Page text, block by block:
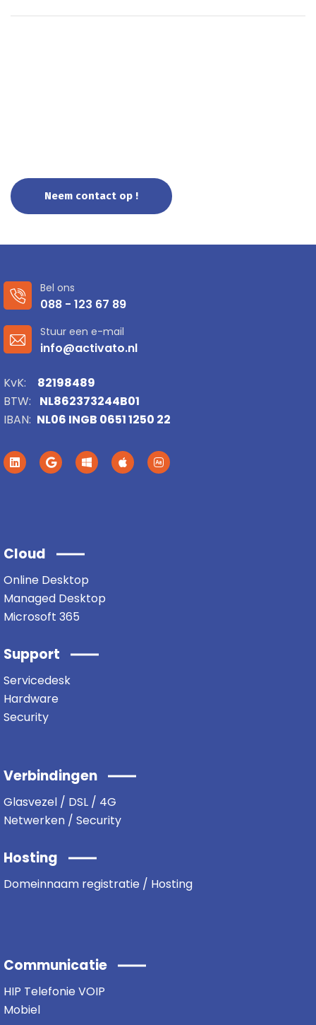
Neem contact op !
Bel ons
088 - 123 67 89
Stuur een e-mail
info@activato.nl
KvK:
82198489
BTW:
NL862373244B01
IBAN: NL06 INGB 0651 1250 22
Cloud
Online Desktop
Managed Desktop
Microsoft 365
Support
Servicedesk
Hardware
Security
Verbindingen
Glasvezel / DSL / 4G
Netwerken / Security
Hosting
Domeinnaam registratie / Hosting
Communicatie
HIP Telefonie VOIP
Mobiel